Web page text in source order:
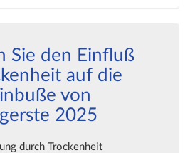
Sie den Einfluß
auf die
von
2025
durch Trockenheit